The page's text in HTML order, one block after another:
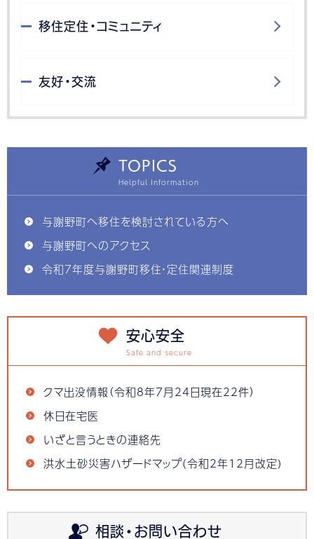
移住定住・コミュニティ
友好・交流
TOPICS
与謝野町へ移住を検討されている方へ
与謝野町へのアクセス
令和7年度与謝野町移住・定住関連制度
安心安全
クマ出没情報（令和8年7月24日現在22件）
休日在宅医
いざと言うときの連絡先
洪水土砂災害ハザードマップ(令和2年12月改定)
相談・お問い合わせ